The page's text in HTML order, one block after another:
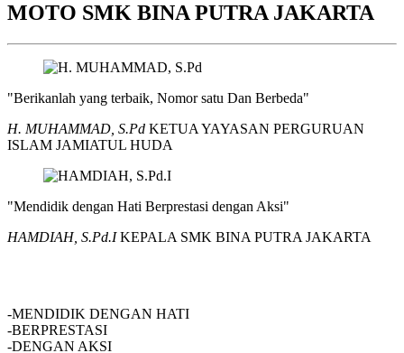
MOTO SMK BINA PUTRA JAKARTA
"Berikanlah yang terbaik, Nomor satu Dan Berbeda"
H. MUHAMMAD, S.Pd KETUA YAYASAN PERGURUAN
ISLAM JAMIATUL HUDA
"Mendidik dengan Hati Berprestasi dengan Aksi"
HAMDIAH, S.Pd.IKEPALA SMK BINA PUTRA JAKARTA
-MENDIDIK DENGAN HATI
-BERPRESTASI
-DENGAN AKSI